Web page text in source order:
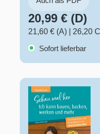
20,99 € (D)
21,60 € (A)
26,20
Sofort lieferbar
Schau mal her, ich